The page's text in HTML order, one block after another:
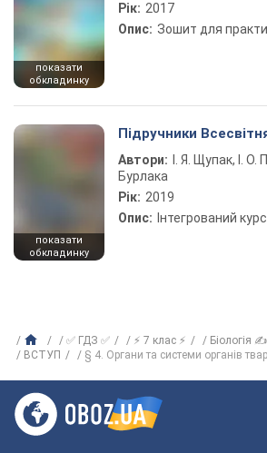
показати
обкладинку
Рік: 2017
Опис: Зошит для
показати
обкладинку
Підручники
Автори:
І. Я. Щупак, І. О.
Бурлака
Рік: 2019
Опис: Інтегрований курс
✅ ГДЗ ✅ ⚡ 7 клас ⚡ Біологія ✍
ВСТУП
§ 4. Органи та системи органів